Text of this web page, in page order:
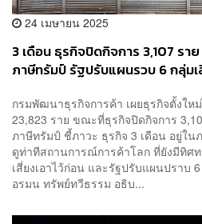
24 เมษายน 2025
3 เดือน ธุรกิจปิดกิจการ 3,107 รา
ภาษีทรัมป์ รัฐปรับแผนรวบ 6 กลุ่ม
กรมพัฒนาธุรกิจการค้า เผยธุรกิจตั้งให
23,823 ราย ขณะที่ธุรกิจปิดกิจการ
ภาษีทรัมป์ ชี้ภาวะ ธุรกิจ 3 เดือน อยู่ใน
ดูท่าทีสถานการณ์การค้าโลก ที่ยังมีทิศ
เสี่ยงเอาไว้ก่อน และรัฐปรับแผนปราบ
อรมน ทรัพย์ทวีธรรม อธิบ...